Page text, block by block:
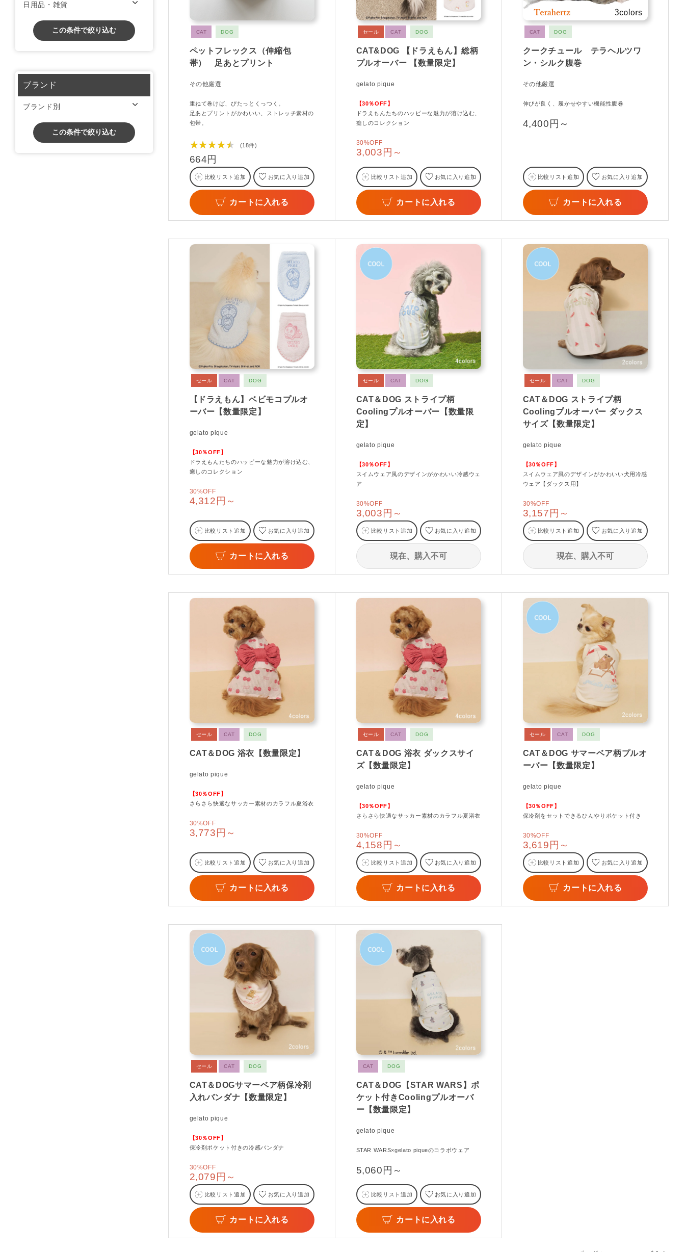
CAT DOG
ペットフレックス（伸縮包
帯） 足あとプリント
その他厳選
重ねて巻けば、ぴたっとくっつく。
足あとプリントがかわいい、ストレッチ素材の
包帯。
★★★★★ (18件)
664円
比較リスト追加 お気に入り追加
カートに入れる
セール CAT DOG
CAT&DOG 【ドラえもん】総柄
プルオーバー 【数量限定】
gelato pique
【30％OFF】
ドラえもんたちのハッピーな魅力が溶け込む、
癒しのコレクション
30%OFF
3,003円～
比較リスト追加 お気に入り追加
カートに入れる
CAT DOG
クークチュール テラヘルツワ
ン・シルク腹巻
その他厳選
伸びが良く、履かせやすい機能性腹巻
4,400円～
比較リスト追加 お気に入り追加
カートに入れる
セール CAT DOG
【ドラえもん】ベビモコプルオ
ーバー【数量限定】
gelato pique
【30％OFF】
ドラえもんたちのハッピーな魅力が溶け込む、
癒しのコレクション
30%OFF
4,312円～
比較リスト追加 お気に入り追加
カートに入れる
セール CAT DOG
CAT＆DOG ストライプ柄
Coolingプルオーバー【数量限
定】
gelato pique
【30％OFF】
スイムウェア風のデザインがかわいい冷感ウェ
ア
30%OFF
3,003円～
比較リスト追加 お気に入り追加
現在、購入不可
セール CAT DOG
CAT＆DOG ストライプ柄
Coolingプルオーバー ダックス
サイズ【数量限定】
gelato pique
【30％OFF】
スイムウェア風のデザインがかわいい犬用冷感
ウェア【ダックス用】
30%OFF
3,157円～
比較リスト追加 お気に入り追加
現在、購入不可
セール CAT DOG
CAT＆DOG 浴衣【数量限定】
gelato pique
【30％OFF】
さらさら快適なサッカー素材のカラフル夏浴衣
30%OFF
3,773円～
比較リスト追加 お気に入り追加
カートに入れる
セール CAT DOG
CAT＆DOG 浴衣 ダックスサイ
ズ【数量限定】
gelato pique
【30％OFF】
さらさら快適なサッカー素材のカラフル夏浴衣
30%OFF
4,158円～
比較リスト追加 お気に入り追加
カートに入れる
セール CAT DOG
CAT＆DOG サマーベア柄プルオ
ーバー【数量限定】
gelato pique
【30％OFF】
保冷剤をセットできるひんやりポケット付き
30%OFF
3,619円～
比較リスト追加 お気に入り追加
カートに入れる
セール CAT DOG
CAT＆DOGサマーベア柄保冷剤
入れバンダナ【数量限定】
gelato pique
【30％OFF】
保冷剤ポケット付きの冷感バンダナ
30%OFF
2,079円～
比較リスト追加 お気に入り追加
カートに入れる
CAT DOG
CAT＆DOG【STAR WARS】ポ
ケット付きCoolingプルオーバ
ー【数量限定】
gelato pique
STAR WARS×gelato piqueのコラボウェア
5,060円～
比較リスト追加 お気に入り追加
カートに入れる
日用品・雑貨
この条件で絞り込む
ブランド
ブランド別
この条件で絞り込む